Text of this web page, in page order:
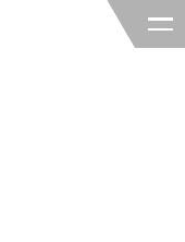
院大学